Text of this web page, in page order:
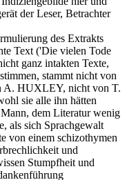
der Leser, Betrachter
des Extrakts
Text ('Die vielen Tode
ganz intakten Texte,
stammt nicht von
A. HUXLEY, nicht von T.
sie alle ihn hätten
dem Literatur wenig
als sich Sprachgewalt
von einem schizothymen
und
Stumpfheit und